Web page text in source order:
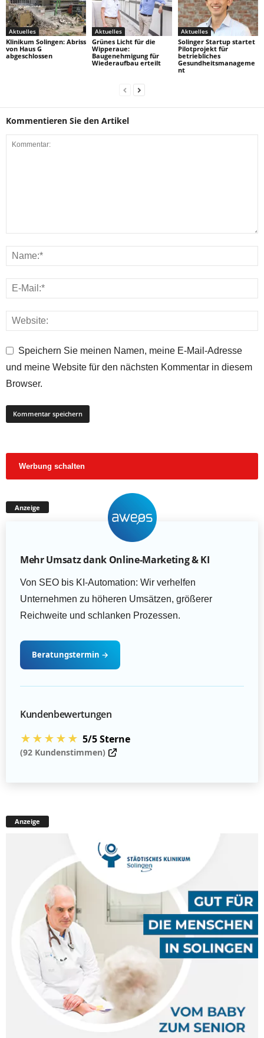
Aktuelles
Klinikum Solingen: Abriss
von Haus G
abgeschlossen
Aktuelles
Grünes Licht für die
Wipperaue:
Baugenehmigung für
Wiederaufbau erteilt
Aktuelles
Solinger Startup startet
Pilotprojekt für
betriebliches
Gesundheitsmanageme
nt
Kommentieren Sie den Artikel
Speichern Sie meinen Namen, meine E-Mail-Adresse
und meine Website für den nächsten Kommentar in diesem
Browser.
Werbung schalten
Anzeige
Mehr Umsatz dank Online-Marketing & KI
Von SEO bis KI-Automation: Wir verhelfen
Unternehmen zu höheren Umsätzen, größerer
Reichweite und schlanken Prozessen.
Beratungstermin →
Kundenbewertungen
★★★★★ 5/5 Sterne
(92 Kundenstimmen)
Anzeige